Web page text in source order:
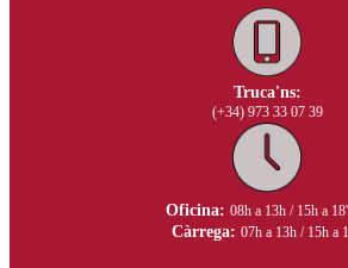
Truca'ns:
(+34) 973 33 07 39
Oficina: 08h a 13h / 15h a
Càrrega: 07h a 13h / 15h a